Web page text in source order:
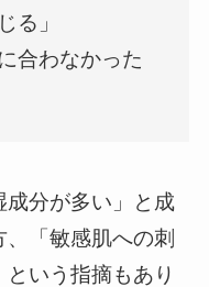
る」
合わなかった
分が多い」と成
「敏感肌への刺
いう指摘もあり